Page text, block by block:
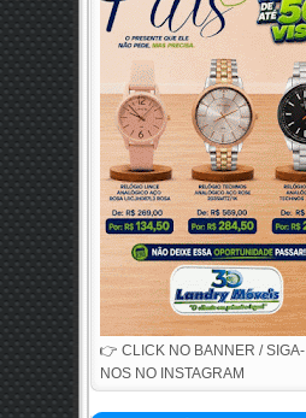
👉 CLICK NO BANNER / SIGA-
NOS NO INSTAGRAM